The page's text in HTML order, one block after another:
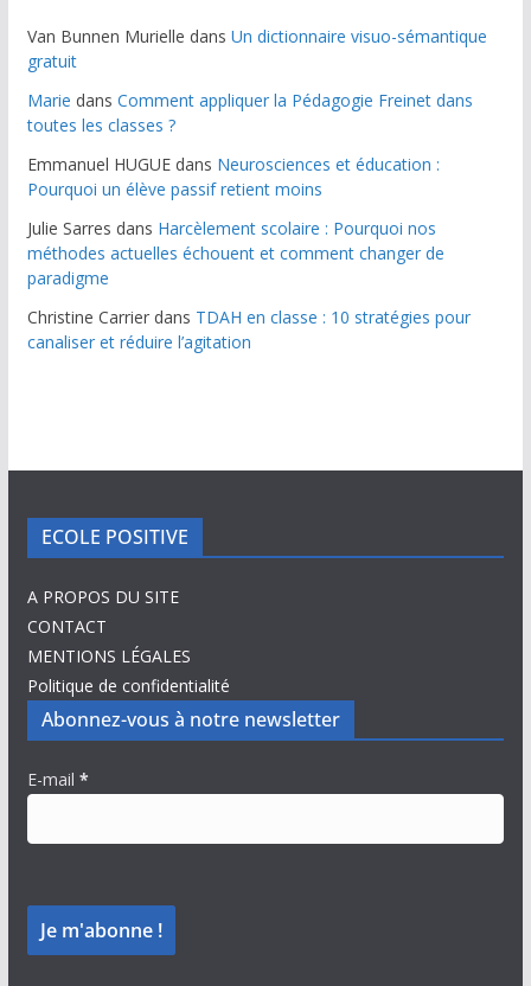
Van Bunnen Murielle dans Un dictionnaire visuo-sémantique
gratuit
Marie dans Comment appliquer la Pédagogie Freinet dans
toutes les classes ?
Emmanuel HUGUEdans Neurosciences et éducation :
Pourquoi un élève passif retient moins
Julie Sarres dans Harcèlement scolaire : Pourquoi nos
méthodes actuelles échouent et comment changer de
paradigme
Christine Carrierdans TDAH en classe : 10 stratégies pour
canaliser et réduire l’agitation
ECOLE POSITIVE
A PROPOS DU SITE
CONTACT
MENTIONS LÉGALES
Politique de confidentialité
Abonnez-vous à notre newsletter
E-mail *